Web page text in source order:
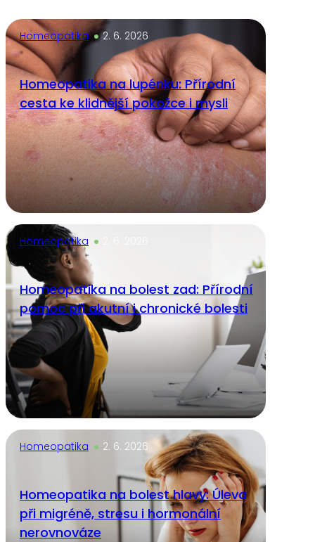
Homeopatika 2. 6. 2026
Homeopatika na lupénku: Přírodní
cesta ke klidnější pokožce i mysli
Homeopatika
Homeopatika na bolest zad: Přírodní
pomoc při akutní i chronické bolesti
Homeopatika 2. 6. 2026
Homeopatika na bolest hlavy: Úleva
při migréně, stresu i hormonální
nerovnováze